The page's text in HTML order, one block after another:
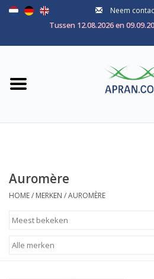
Neem
Tussen 12.08.2026 en
Home
Categorie
Gezondheidsdoel
Auromère
HOME/ MERKEN /AUROMÈRE